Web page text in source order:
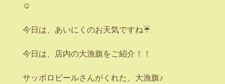
☺
今日は、あいにくのお天気ですね☔
今日は、店内の大漁旗をご紹介！！
サッポロビールさんがくれた、大漁旗♪